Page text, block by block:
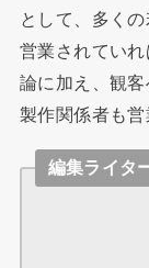
として、多く
営業されてい
論に加え、観
製作関係者も営
編集ライタ